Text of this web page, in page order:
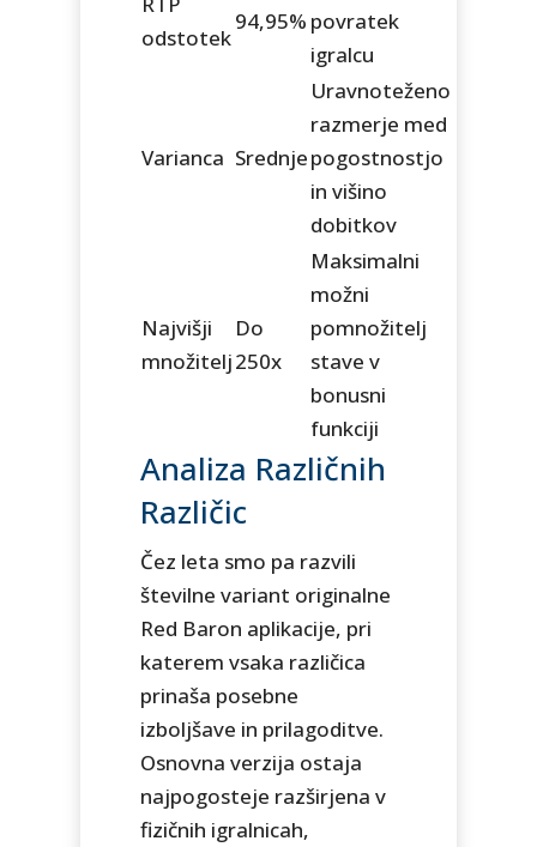
odstotek
94,95% povratek
igralcu
Varianca Srednje
Uravnoteženo
razmerje med
pogostnostjo
in višino
dobitkov
Najvišji
množitelj
Do
250x
Maksimalni
možni
pomnožitelj
stave v
bonusni
funkciji
Analiza Različnih
Različic
Čez leta smo pa razvili
številne variant originalne
Red Baron aplikacije, pri
katerem vsaka različica
prinaša posebne
izboljšave in prilagoditve.
Osnovna verzija ostaja
najpogosteje razširjena v
fizičnih igralnicah,